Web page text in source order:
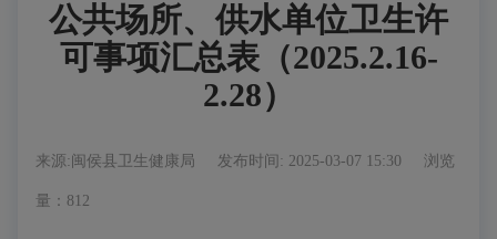
公共场所、供水单位卫生许
可事项汇总表（2025.2.16-
2.28）
来源:闽侯县卫生健康局 发布时间: 2025-03-07 15:30 浏览
量：812